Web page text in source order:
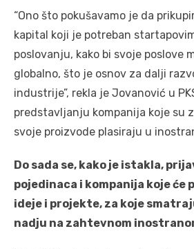
“Ono što pokušavamo je da
kapital koji je potreban
poslovanju, kako bi svoje poslove
globalno, što je osnov za dalji
industrije”, rekla je Jovanović u
predstavljanju kompanija koje su
svoje proizvode plasiraju u
Do sada se, kako je istakla,
pojedinaca i kompanija koje
ideje i projekte, za koje
nadju na zahtevnom